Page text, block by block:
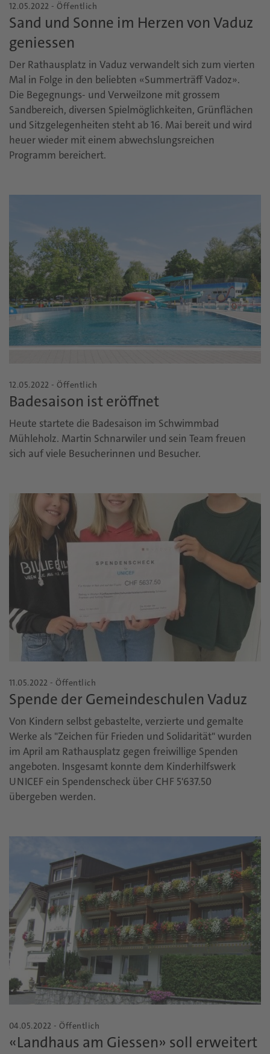
12.05.2022 - Öffentlich
Sand und Sonne im Herzen von Vaduz
geniessen
Der Rathausplatz in Vaduz verwandelt sich zum vierten
Mal in Folge in den beliebten «Summerträff Vadoz».
Die Begegnungs- und Verweilzone mit grossem
Sandbereich, diversen Spielmöglichkeiten, Grünflächen
und Sitzgelegenheiten steht ab 16. Mai bereit und wird
heuer wieder mit einem abwechslungsreichen
Programm bereichert.
12.05.2022 - Öffentlich
Badesaison ist eröffnet
Heute startete die Badesaison im Schwimmbad
Mühleholz. Martin Schnarwiler und sein Team freuen
sich auf viele Besucherinnen und Besucher.
11.05.2022 - Öffentlich
Spende der Gemeindeschulen Vaduz
Von Kindern selbst gebastelte, verzierte und gemalte
Werke als "Zeichen für Frieden und Solidarität" wurden
im April am Rathausplatz gegen freiwillige Spenden
angeboten. Insgesamt konnte dem Kinderhilfswerk
UNICEF ein Spendenscheck über CHF 5'637.50
übergeben werden.
04.05.2022 - Öffentlich
«Landhaus am Giessen» soll erweitert